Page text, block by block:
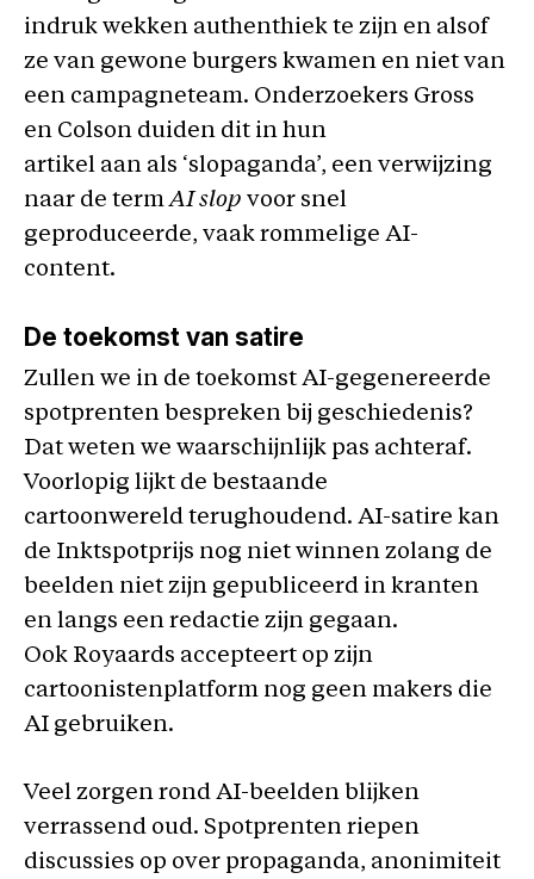
indruk wekken authenthiek te zijn en alsof
ze van gewone burgers kwamen en niet van
een campagneteam. Onderzoekers Gross
en Colson duiden dit in hun
artikel aan als ‘slopaganda’, een verwijzing
naar de termAI slop voor snel
geproduceerde, vaak rommelige AI-
content.
De toekomst van satire
Zullen we in de toekomst AI-gegenereerde
spotprenten bespreken bij geschiedenis?
Dat weten we waarschijnlijk pas achteraf.
Voorlopig lijkt de bestaande
cartoonwereld terughoudend. AI-satire kan
de Inktspotprijs nog niet winnen zolang de
beelden niet zijn gepubliceerd in kranten
en langs een redactie zijn gegaan.
Ook Royaards accepteert op zijn
cartoonistenplatform nog geen makers die
AI gebruiken.
Veel zorgen rond AI-beelden blijken
verrassend oud. Spotprenten riepen
discussies op over propaganda, anonimiteit